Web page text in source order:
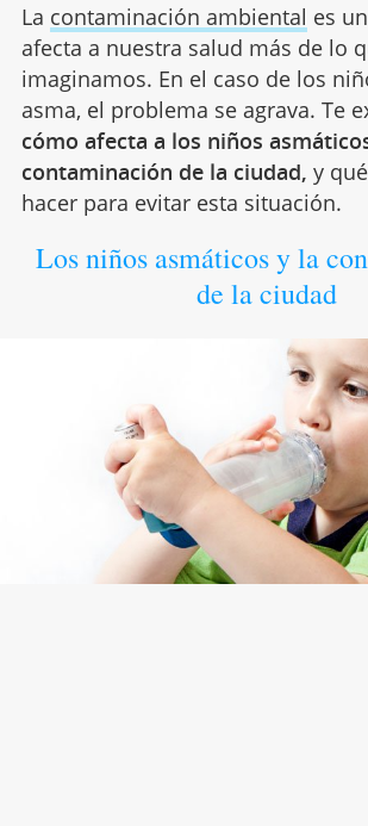
La contaminación ambiental es
afecta a nuestra salud más de lo
imaginamos. En el caso de los
asma, el problema se agrava. Te
cómo afecta a los niños
contaminación de la ciudad, y
hacer para evitar esta situación.
Los niños asmáticos y la
de la ciudad